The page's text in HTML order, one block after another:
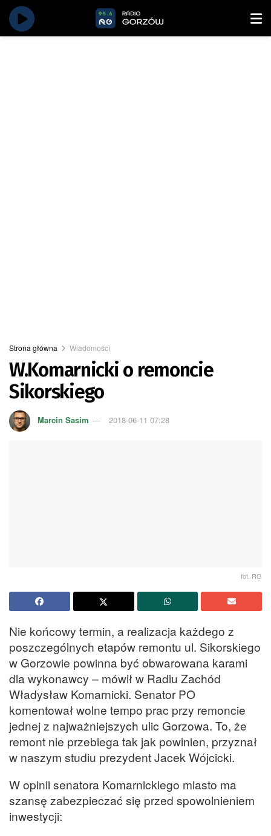
Strona główna Wiadomości
W.Komarnicki o remoncie
Sikorskiego
Marcin Sasim 2018-06-11 07:28
fot. RG
Nie końcowy termin, a realizacja każdego z
poszczególnych etapów remontu ul. Sikorskiego
w Gorzowie powinna być obwarowana karami
dla wykonawcy – mówił w Radiu Zachód
Władysław Komarnicki. Senator PO
komentował wolne tempo prac przy remoncie
jednej z najważniejszych ulic Gorzowa. To, że
remont nie przebiega tak jak powinien, przyznał
w naszym studiu prezydent Jacek Wójcicki.
W opinii senatora Komarnickiego miasto ma
szansę zabezpieczać się przed spowolnieniem
inwestycji: